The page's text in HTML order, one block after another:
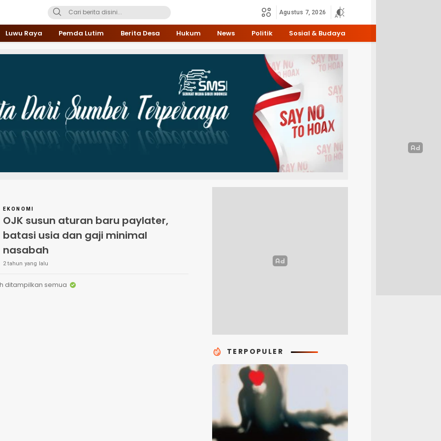
Agustus 7, 2026
Luwu Raya Pemda Lutim Berita Desa Hukum News Politik Sosial & Budaya
EKONOMI
OJK susun aturan baru paylater,
batasi usia dan gaji minimal
nasabah
2 tahun yang lalu
ditampilkan semua
TERPOPULER